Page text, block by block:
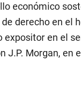
económico
derecho en el
expositor en el
J.P. Morgan, en